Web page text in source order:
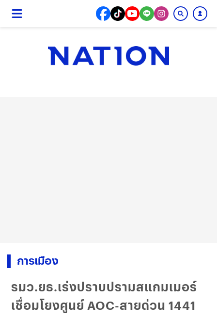
การเมือง
รมว.ยธ.เร่งปราบปรามสแกมเมอร์
เชื่อมโยงศูนย์ AOC-สายด่วน 1441